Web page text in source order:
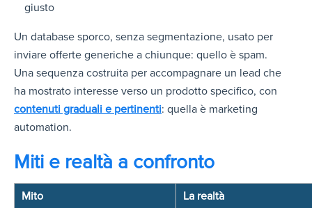
giusto
Un database sporco, senza segmentazione, usato per
inviare offerte generiche a chiunque: quello è spam.
Una sequenza costruita per accompagnare un lead che
ha mostrato interesse verso un prodotto specifico, con
contenuti graduali e pertinenti: quella è marketing
automation.
Miti e realtà a confronto
Mito La realtà